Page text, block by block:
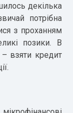
декілька
потрібна
з проханням
позики. В
взяти кредит